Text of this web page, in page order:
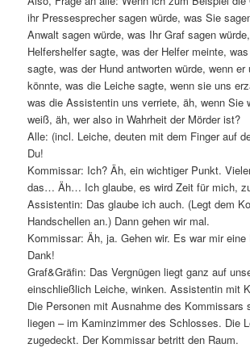
ihr Pressesprecher sagen würde, was Sie
Anwalt sagen würde, was Ihr Graf sagen
Helfershelfer sagte, was der Helfer meinte,
sagte, was der Hund antworten würde, wenn er
könnte, was die Leiche sagte, wenn sie uns
was die Assistentin uns verriete, äh, wenn Sie
weiß, äh, wer also in Wahrheit der Mörder ist?
Alle: (incl. Leiche, deuten mit dem Finger auf
Du!
Kommissar: Ich? Äh, ein wichtiger Punkt.
das… Äh… Ich glaube, es wird Zeit für mich,
Assistentin: Das glaube ich auch. (Legt dem
Handschellen an.) Dann gehen wir mal.
Kommissar: Äh, ja. Gehen wir. Es war mir eine
Dank!
Graf&Gräfin: Das Vergnügen liegt ganz auf
einschließlich Leiche, winken. Assistentin mit
Die Personen mit Ausnahme des Kommissars
liegen – im Kaminzimmer des Schlosses. Die
zugedeckt. Der Kommissar betritt den Raum.